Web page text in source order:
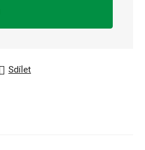
Sdílet